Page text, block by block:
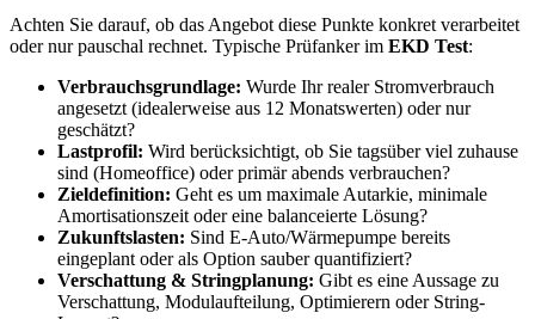
Achten Sie darauf, ob das Angebot diese Punkte konkret verarbeitet
oder nur pauschal rechnet. Typische Prüfanker im EKD Test:
Verbrauchsgrundlage: Wurde Ihr realer Stromverbrauch
angesetzt (idealerweise aus 12 Monatswerten) oder nur
geschätzt?
Lastprofil: Wird berücksichtigt, ob Sie tagsüber viel zuhause
sind (Homeoffice) oder primär abends verbrauchen?
Zieldefinition: Geht es um maximale Autarkie, minimale
Amortisationszeit oder eine balanceierte Lösung?
Zukunftslasten: Sind E-Auto/Wärmepumpe bereits
eingeplant oder als Option sauber quantifiziert?
Verschattung & Stringplanung: Gibt es eine Aussage zu
Verschattung, Modulaufteilung, Optimierern oder String-